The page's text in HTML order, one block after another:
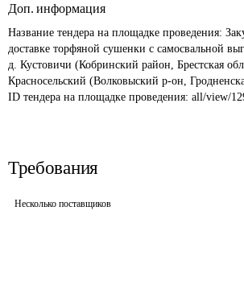
Доп. информация
Название тендера на площадке проведения:
доставке торфяной сушенки с самосвальной
д. Кустовичи (Кобринский район, Брестская
Красносельский (Волковыский р-он,
ID тендера на площадке проведения: all/view/
Требования
Несколько поставщиков